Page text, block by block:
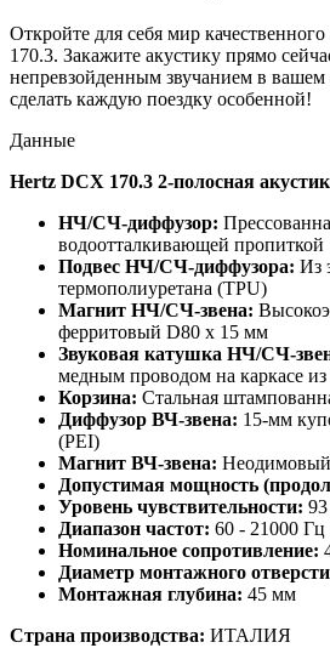
Откройте для себя мир
170.3. Закажите акустику прямо
непревзойденным звучанием в
сделать каждую поездку особенной!
Данные
Hertz DCX 170.3 2-полосная
НЧ/СЧ-диффузор:
водоотталкивающей пропиткой
Подвес НЧ/СЧ-диффузора: Из
термополиуретана (TPU)
Магнит НЧ/СЧ-звена:
ферритовый D80 х 15 мм
Звуковая катушка НЧ/СЧ-
медным проводом на каркасе
Корзина: Стальная
Диффузор ВЧ-звена: 15-мм
(PEI)
Магнит ВЧ-звена:
Допустимая мощность
Уровень чувствительности:
Диапазон частот: 60 - 21000 Гц
Номинальное сопротивление:
Диаметр монтажного
Монтажная глубина: 45 мм
Страна производства: ИТАЛИЯ